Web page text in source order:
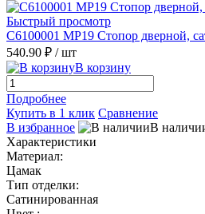
Быстрый просмотр
C6100001 MP19 Стопор дверной,
540.90 ₽ / шт
В корзину
Подробнее
Купить в 1 клик Сравнение
В избранное
В
Характеристики
Материал:
Цамак
Тип отделки:
Сатинированная